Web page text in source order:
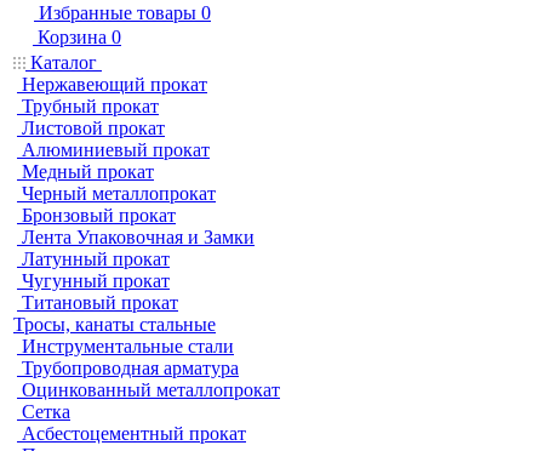
Избранные товары 0
Корзина 0
Каталог
Нержавеющий прокат
Трубный прокат
Листовой прокат
Алюминиевый прокат
Медный прокат
Черный металлопрокат
Бронзовый прокат
Лента Упаковочная и Замки
Латунный прокат
Чугунный прокат
Титановый прокат
Тросы, канаты стальные
Инструментальные стали
Трубопроводная арматура
Оцинкованный металлопрокат
Сетка
Асбестоцементный прокат